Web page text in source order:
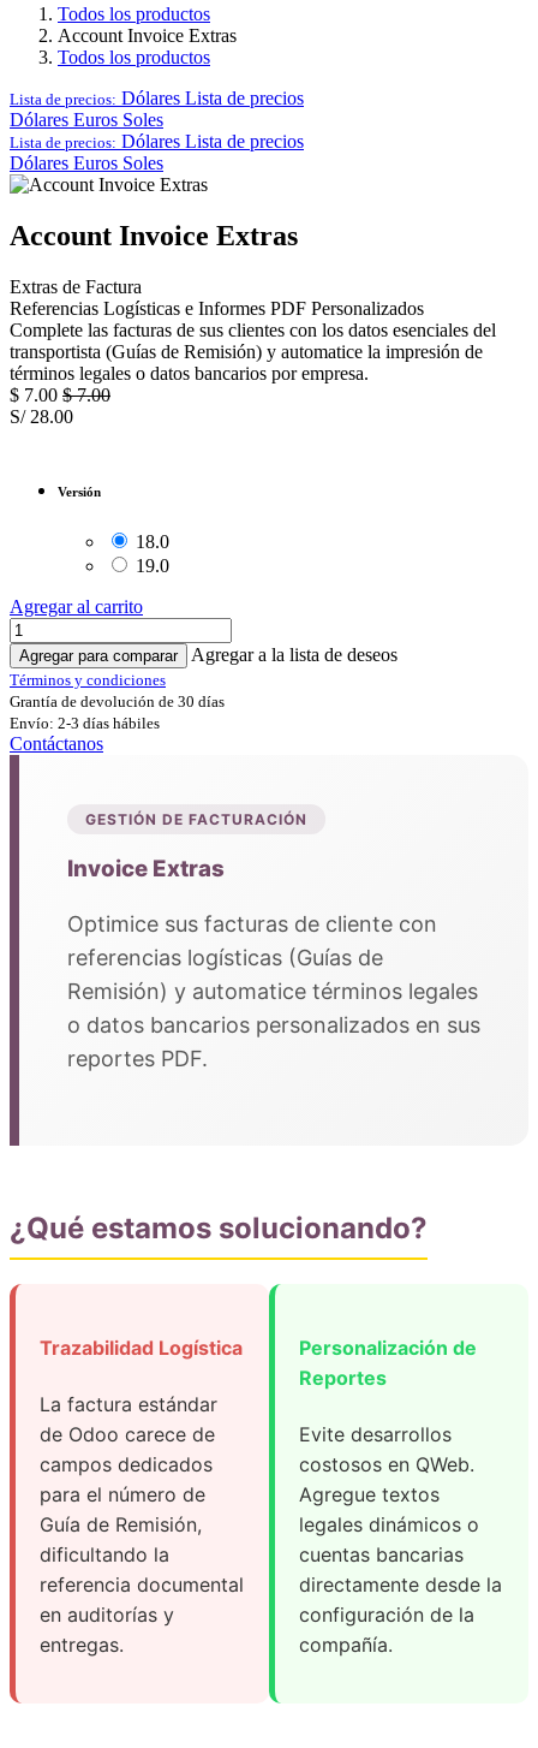
Todos los productos
Account Invoice Extras
Todos los productos
Lista de precios: Dólares Lista de precios
Dólares Euros Soles
Lista de precios: Dólares Lista de precios
Dólares Euros Soles
Account Invoice Extras
Extras de Factura
Referencias Logísticas e Informes PDF Personalizados
Complete las facturas de sus clientes con los datos esenciales del
transportista (Guías de Remisión) y automatice la impresión de
términos legales o datos bancarios por empresa.
$ 7.00 $7.00
S/ 28.00
Versión
18.0
19.0
Agregar al carrito
Agregar para comparar Agregar a la lista de deseos
Términos y condiciones
Grantía de devolución de 30 días
Envío: 2-3 días hábiles
Contáctanos
GESTIÓN DE FACTURACIÓN
Invoice Extras
Optimice sus facturas de cliente con
referencias logísticas (Guías de
Remisión) y automatice términos legales
o datos bancarios personalizados en sus
reportes PDF.
¿Qué estamos solucionando?
Trazabilidad Logística
La factura estándar
de Odoo carece de
campos dedicados
para el número de
Guía de Remisión,
dificultando la
referencia documental
en auditorías y
entregas.
Personalización de
Reportes
Evite desarrollos
costosos en QWeb.
Agregue textos
legales dinámicos o
cuentas bancarias
directamente desde la
configuración de la
compañía.